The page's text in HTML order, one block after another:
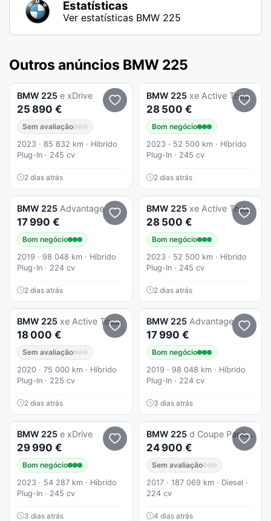
Estatísticas
Ver estatísticas BMW 225
Outros anúncios BMW 225
BMW 225 e xDrive
25 890 €
Sem avaliação
2023 · 85 832 km · Híbrido
Plug-In · 245 cv
2 dias atrás
BMW 225 xe Active Tourer
28 500 €
Bom negócio
2023 · 52 500 km · Híbrido
Plug-In · 245 cv
2 dias atrás
BMW 225 Advantage
17 990 €
Bom negócio
2019 · 98 048 km · Híbrido
Plug-In · 224 cv
2 dias atrás
BMW 225 xe Active Tourer
28 500 €
Bom negócio
2023 · 52 500 km · Híbrido
Plug-In · 245 cv
2 dias atrás
BMW 225 xe Active Tourer
18 000 €
Sem avaliação
2020 · 75 000 km · Híbrido
Plug-In · 225 cv
2 dias atrás
BMW 225 Advantage
17 990 €
Bom negócio
2019 · 98 048 km · Híbrido
Plug-In · 224 cv
3 dias atrás
BMW 225 e xDrive
29 990 €
Bom negócio
2023 · 54 287 km · Híbrido
Plug-In · 245 cv
3 dias atrás
BMW 225 d Coupe Pack M Auto
24 900 €
Sem avaliação
2017 · 187 069 km · Diesel ·
224 cv
4 dias atrás